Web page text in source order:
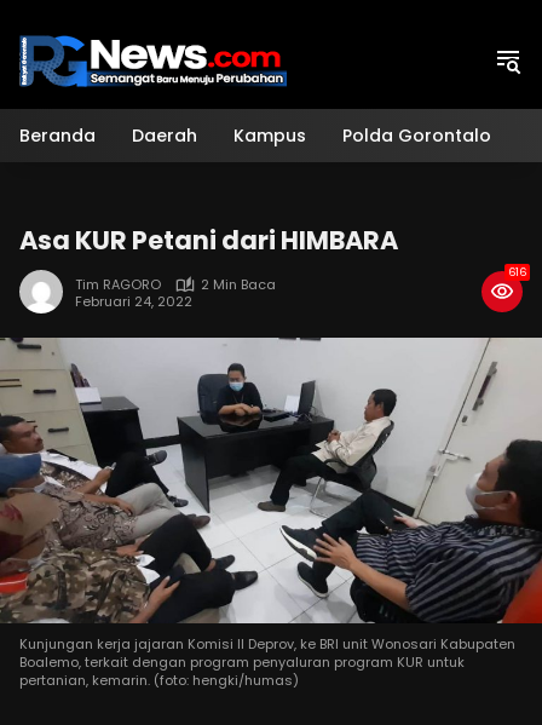
konten
Beranda Daerah Kampus Polda Gorontalo
Asa KUR Petani dari HIMBARA
Tim RAGORO
2 Min Baca
Februari 24, 2022
616
Kunjungan kerja jajaran Komisi II Deprov, ke BRI unit Wonosari Kabupaten
Boalemo, terkait dengan program penyaluran program KUR untuk
pertanian, kemarin. (foto: hengki/humas)